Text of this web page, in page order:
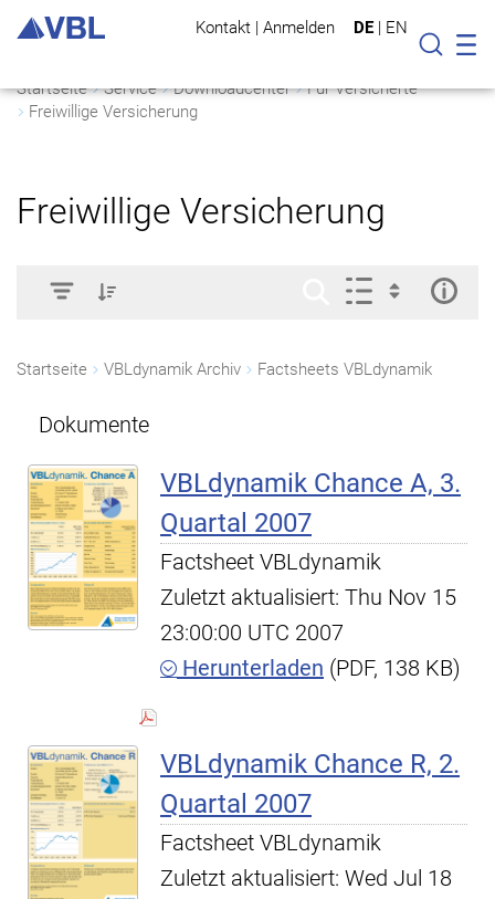
Kontakt | Anmelden DE | EN
Suche
Startseite Service Downloadcenter
Für Versicherte
Freiwillige Versicherung
Freiwillige Versicherung
Startseite VBLdynamik Archiv Factsheets VBLdynamik
Dokumente
VBLdynamik Chance A, 3.
Quartal 2007
Factsheet VBLdynamik
Zuletzt aktualisiert: Thu Nov 15
23:00:00 UTC 2007
Herunterladen (PDF, 138 KB)
VBLdynamik Chance R, 2.
Quartal 2007
Factsheet VBLdynamik
Zuletzt aktualisiert: Wed Jul 18